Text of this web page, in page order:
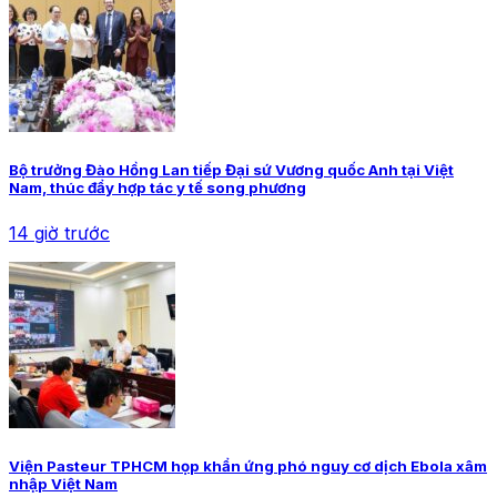
Bộ trưởng Đào Hồng Lan tiếp Đại sứ Vương quốc Anh tại Việt
Nam, thúc đẩy hợp tác y tế song phương
14 giờ trước
Viện Pasteur TPHCM họp khẩn ứng phó nguy cơ dịch Ebola xâm
nhập Việt Nam